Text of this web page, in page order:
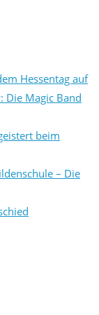
Hessentag auf
Die Magic Band
beim
– Die